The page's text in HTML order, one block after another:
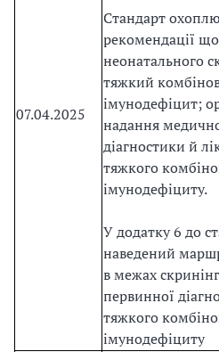
07.04.2025
Стандарт
рекомендації
неонатального
тяжкий
імунодефіцит;
надання
діагностики й
тяжкого
імунодефіциту.
У додатку 6 до
наведений
в межах
первинної
тяжкого
імунодефіциту